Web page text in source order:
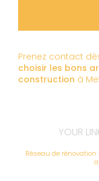
Prenez contact
choisir les bons
construction à
YOUR
Réseau de